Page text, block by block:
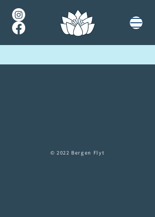
© 2022 Bergen Flyt